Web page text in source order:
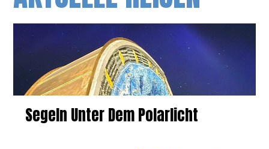
Segeln Unter Dem Polarlicht